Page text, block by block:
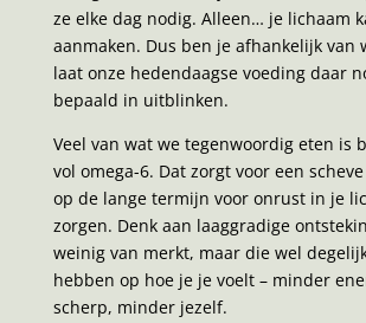
ze elke dag nodig. Alleen… je lichaam
aanmaken. Dus ben je afhankelijk van
laat onze hedendaagse voeding daar
bepaald in uitblinken.
Veel van wat we tegenwoordig eten is
vol omega-6. Dat zorgt voor een
op de lange termijn voor onrust in je
zorgen. Denk aan laaggradige
weinig van merkt, maar die wel
hebben op hoe je je voelt – minder
scherp, minder jezelf.